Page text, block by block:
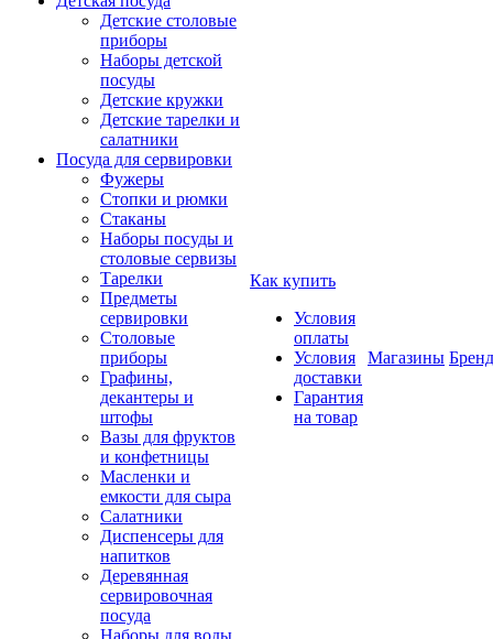
Детские столовые
приборы
Наборы детской
посуды
Детские кружки
Детские тарелки и
салатники
Посуда для сервировки
Фужеры
Стопки и рюмки
Стаканы
Наборы посуды и
столовые сервизы
Тарелки
Предметы
сервировки
Столовые
приборы
Графины,
декантеры и
штофы
Вазы для фруктов
и конфетницы
Масленки и
емкости для сыра
Салатники
Диспенсеры для
напитков
Деревянная
сервировочная
посуда
Наборы для воды
Как купить
Условия
оплаты
Условия
доставки
Гарантия
на товар
Магазины